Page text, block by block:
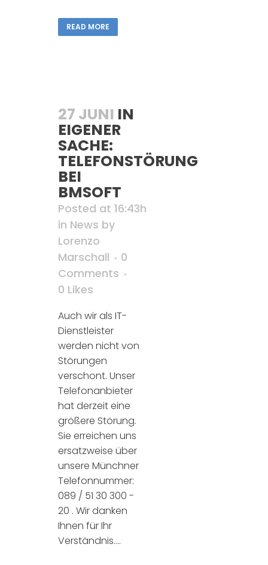
READ MORE
27 JUNI IN
EIGENER
SACHE:
TELEFONSTÖRUNG
BEI
BMSOFT
Posted at 16:43h
in News by
Lorenzo
Marschall
0
Comments
0 Likes
Auch wir als IT-
Dienstleister
werden nicht von
Störungen
verschont. Unser
Telefonanbieter
hat derzeit eine
größere Störung.
Sie erreichen uns
ersatzweise über
unsere Münchner
Telefonnummer:
089 / 51 30 300 -
20 . Wir danken
Ihnen für Ihr
Verständnis....